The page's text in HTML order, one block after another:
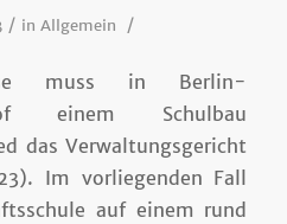
/ in Allgemein /
muss in Berlin-
einem Schulbau
das Verwaltungsgericht
Im vorliegenden Fall
auf einem rund